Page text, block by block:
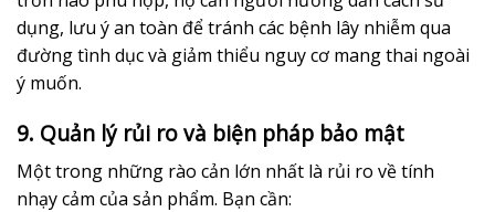
dụng, lưu ý an toàn để tránh các bệnh lây nhiễm qua
đường tình dục và giảm thiểu nguy cơ mang thai ngoài
ý muốn.
9. Quản lý rủi ro và biện pháp bảo mật
Một trong những rào cản lớn nhất là rủi ro về tính
nhạy cảm của sản phẩm. Bạn cần: